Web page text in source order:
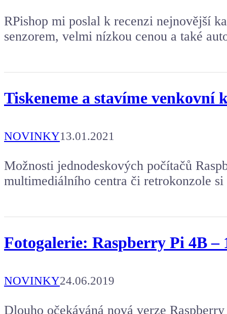
RPishop mi poslal k recenzi nejnovější
senzorem, velmi nízkou cenou a také
Tiskeneme a stavíme venkovní
NOVINKY13.01.2021
Možnosti jednodeskových počítačů
multimediálního centra či retrokonzole
Fotogalerie: Raspberry Pi 4B –
NOVINKY24.06.2019
Dlouho očekáváná nová verze